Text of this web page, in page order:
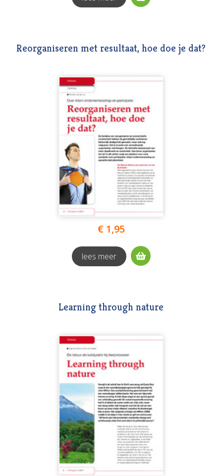
Reorganiseren met resultaat, hoe doe je dat?
€ 1,95
lees meer
Learning through nature